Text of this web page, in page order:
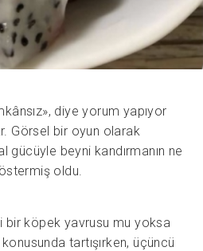
diye yorum yapıyor
Görsel bir oyun olarak
gücüyle beyni kandırmanın ne
oldu.
bir köpek yavrusu mu yoksa
tartışırken, üçüncü